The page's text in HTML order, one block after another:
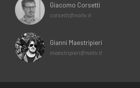
Giacomo Corsetti
corsetti@noitv.it
Gianni Maestripieri
maestripieri@noitv.it